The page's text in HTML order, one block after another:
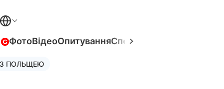
ФотоВідеоОпитуванняСпецпроєкти
ПОЛЬЩЕЮ